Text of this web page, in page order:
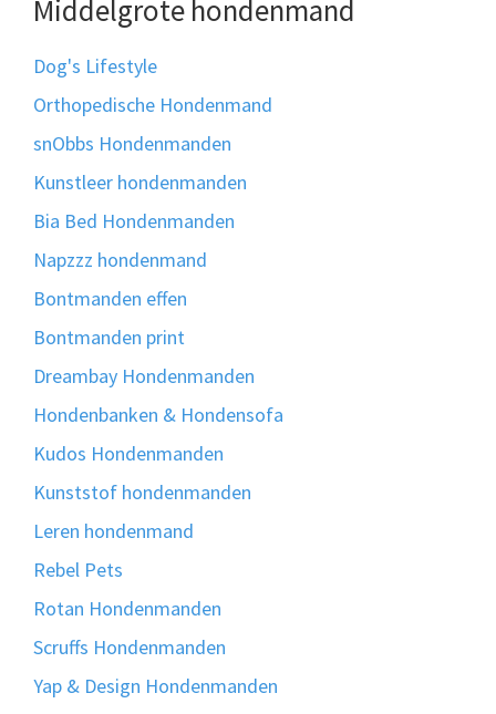
Middelgrote hondenmand
Dog's Lifestyle
Orthopedische Hondenmand
snObbs Hondenmanden
Kunstleer hondenmanden
Bia Bed Hondenmanden
Napzzz hondenmand
Bontmanden effen
Bontmanden print
Dreambay Hondenmanden
Hondenbanken & Hondensofa
Kudos Hondenmanden
Kunststof hondenmanden
Leren hondenmand
Rebel Pets
Rotan Hondenmanden
Scruffs Hondenmanden
Yap & Design Hondenmanden